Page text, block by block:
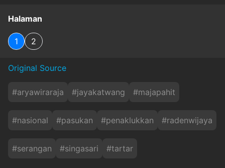
Halaman
1 2
Original Source
#aryawiraraja #jayakatwang #majapahit
#nasional #pasukan #penaklukkan #radenwijaya
#serangan #singasari #tartar